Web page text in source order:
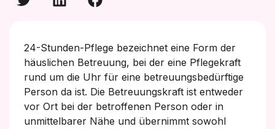
24-Stunden-Pflege bezeichnet eine Form der
häuslichen Betreuung, bei der eine Pflegekraft
rund um die Uhr für eine betreuungsbedürftige
Person da ist. Die Betreuungskraft ist entweder
vor Ort bei der betroffenen Person oder in
unmittelbarer Nähe und übernimmt sowohl